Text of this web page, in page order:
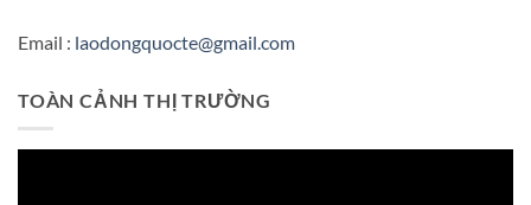
Email : laodongquocte@gmail.com
TOÀN CẢNH THỊ TRƯỜNG